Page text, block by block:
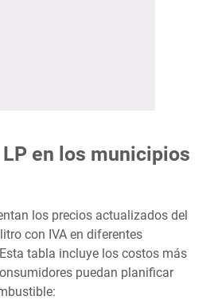
en los municipios
los precios actualizados del
con IVA en diferentes
tabla incluye los costos más
puedan planificar